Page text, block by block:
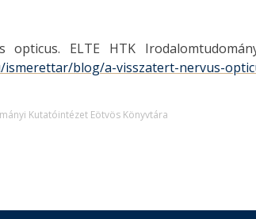
ELTE HTK
ismerettar/blog/a-visszatert-nervus-
Kutatóintézet Eötvös Könyvtára